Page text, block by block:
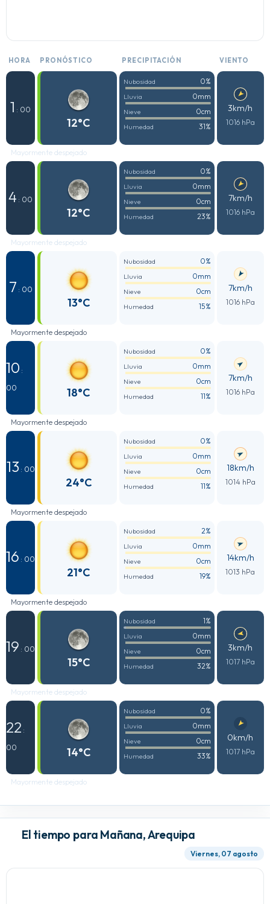
HORA PRONÓSTICO PRECIPITACIÓN VIENTO
1 : 00
12°C
Nubosidad 0%
Lluvia 0mm
Nieve 0cm
Humedad 31%
3km/h
1016 hPa
Mayormente despejado
4 : 00
12°C
Nubosidad 0%
Lluvia 0mm
Nieve 0cm
Humedad 23%
7km/h
1016 hPa
Mayormente despejado
7 : 00
13°C
Nubosidad 0%
Lluvia 0mm
Nieve 0cm
Humedad 15%
7km/h
1016 hPa
Mayormente despejado
10 :
00
18°C
Nubosidad 0%
Lluvia 0mm
Nieve 0cm
Humedad 11%
7km/h
1016 hPa
Mayormente despejado
13 : 00
24°C
Nubosidad 0%
Lluvia 0mm
Nieve 0cm
Humedad 11%
18km/h
1014 hPa
Mayormente despejado
16 : 00
21°C
Nubosidad 2%
Lluvia 0mm
Nieve 0cm
Humedad 19%
14km/h
1013 hPa
Mayormente despejado
19 : 00
15°C
Nubosidad 1%
Lluvia 0mm
Nieve 0cm
Humedad 32%
3km/h
1017 hPa
Mayormente despejado
22 :
00
14°C
Nubosidad 0%
Lluvia 0mm
Nieve 0cm
Humedad 33%
0km/h
1017 hPa
Mayormente despejado
El tiempo para Mañana, Arequipa
Viernes, 07 agosto